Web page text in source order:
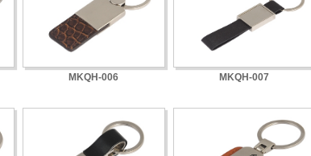
MKQH-006 MKQH-007